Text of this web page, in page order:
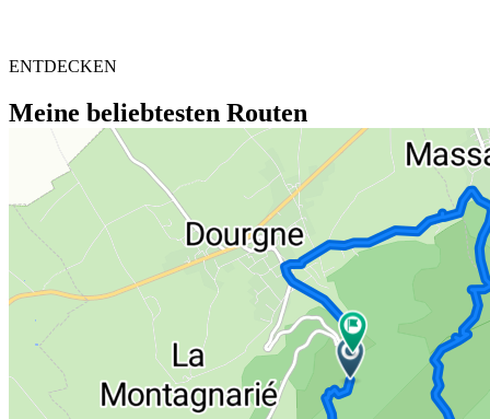
ENTDECKEN
Meine beliebtesten Routen